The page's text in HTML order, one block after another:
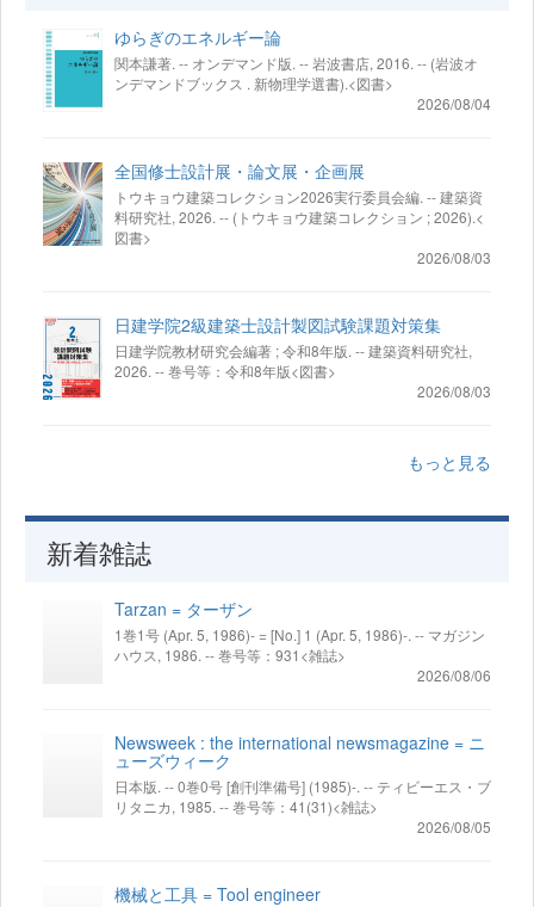
ゆらぎのエネルギー論
関本謙著. -- オンデマンド版. -- 岩波書店, 2016. -- (岩波オ
ンデマンドブックス . 新物理学選書).<図書>
2026/08/04
全国修士設計展・論文展・企画展
トウキョウ建築コレクション2026実行委員会編. -- 建築資
料研究社, 2026. -- (トウキョウ建築コレクション ; 2026).<
図書>
2026/08/03
日建学院2級建築士設計製図試験課題対策集
日建学院教材研究会編著 ; 令和8年版. -- 建築資料研究社,
2026. -- 巻号等：令和8年版<図書>
2026/08/03
もっと見る
新着雑誌
Tarzan = ターザン
1巻1号 (Apr. 5, 1986)- = [No.] 1 (Apr. 5, 1986)-. -- マガジン
ハウス, 1986. -- 巻号等：931<雑誌>
2026/08/06
Newsweek : the international newsmagazine = ニ
ューズウィーク
日本版. -- 0巻0号 [創刊準備号] (1985)-. -- ティビーエス・ブ
リタニカ, 1985. -- 巻号等：41(31)<雑誌>
2026/08/05
機械と工具 = Tool engineer